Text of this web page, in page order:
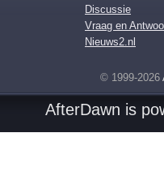
Discussie
Vraag en
Nieuws2.nl
© 1999-2026
AfterDawn is